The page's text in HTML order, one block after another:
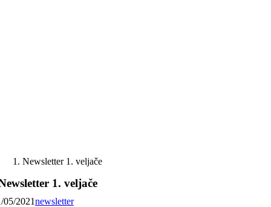
Newsletter 1. veljače
1. veljače
05/2021newsletter